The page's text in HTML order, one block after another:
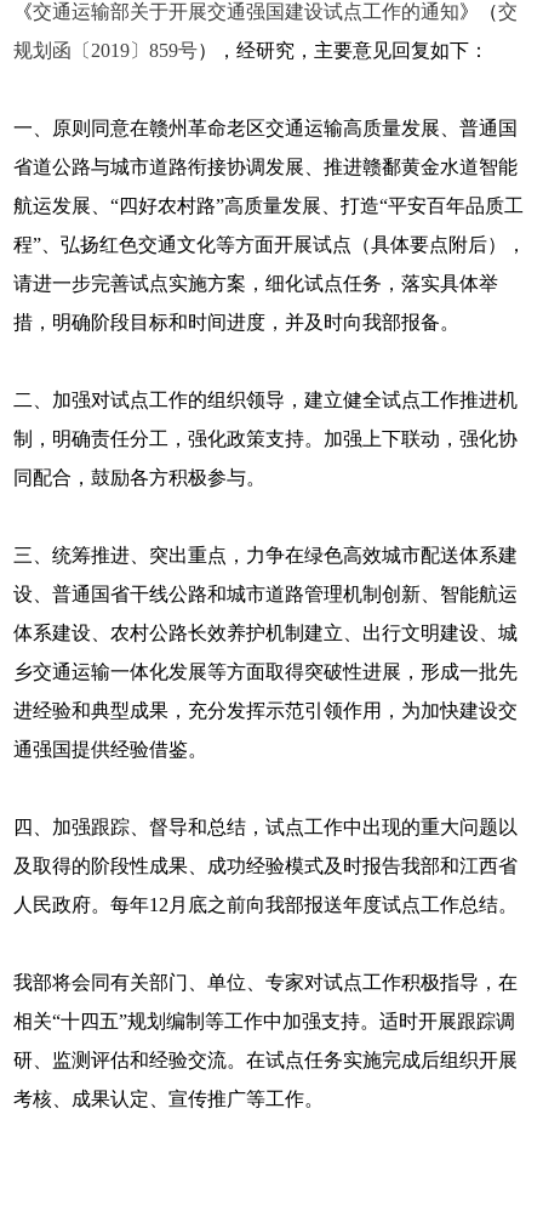
《交通运输部关于开展交通强国建设试点工作的通知》（交
规划函〔2019〕859号），经研究，主要意见回复如下：
一、原则同意在赣州革命老区交通运输高质量发展、普通国
省道公路与城市道路衔接协调发展、推进赣鄱黄金水道智能
航运发展、“四好农村路”高质量发展、打造“平安百年品质工
程”、弘扬红色交通文化等方面开展试点（具体要点附后），
请进一步完善试点实施方案，细化试点任务，落实具体举
措，明确阶段目标和时间进度，并及时向我部报备。
二、加强对试点工作的组织领导，建立健全试点工作推进机
制，明确责任分工，强化政策支持。加强上下联动，强化协
同配合，鼓励各方积极参与。
三、统筹推进、突出重点，力争在绿色高效城市配送体系建
设、普通国省干线公路和城市道路管理机制创新、智能航运
体系建设、农村公路长效养护机制建立、出行文明建设、城
乡交通运输一体化发展等方面取得突破性进展，形成一批先
进经验和典型成果，充分发挥示范引领作用，为加快建设交
通强国提供经验借鉴。
四、加强跟踪、督导和总结，试点工作中出现的重大问题以
及取得的阶段性成果、成功经验模式及时报告我部和江西省
人民政府。每年12月底之前向我部报送年度试点工作总结。
我部将会同有关部门、单位、专家对试点工作积极指导，在
相关“十四五”规划编制等工作中加强支持。适时开展跟踪调
研、监测评估和经验交流。在试点任务实施完成后组织开展
考核、成果认定、宣传推广等工作。